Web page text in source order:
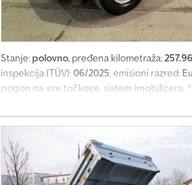
Stanje: polovno, pređena kilometraža:
inspekcija (TÜV):06/2025, emisioni razred:
pogon na sve točkove, sistem imobilizera,
Zapremina motora: 1968 cm³ * Sve
310 MP3 (radio/CD plejer), gumeni pod
zadnja vrata (zaključavanje, pick-up),
red sedišta – klupa (3 sedišta), vazdušni
asferični, levo, spoljašnji retrovizor
prikolice, grejanje zadnjeg dela kabine,